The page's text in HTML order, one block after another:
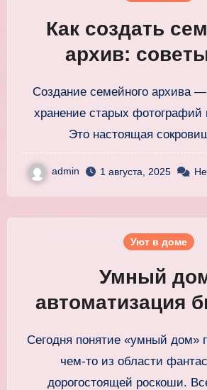
Как создать
архив:
Создание семейного архива — это не просто
хранение старых фотографий
Это настоящая
admin 1 августа, 2025
Уют в доме
Умный
автоматизация
комфортной
Сегодня понятие «умный дом» перестало быть
чем-то из области
дорогостоящей роскоши.